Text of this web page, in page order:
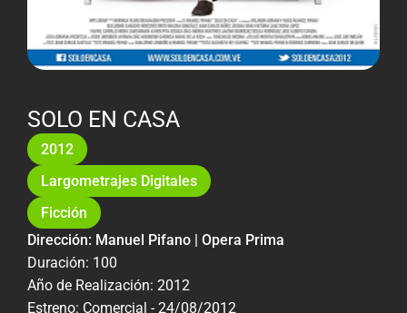
SOLO EN CASA
2012
Largometrajes Digitales
Ficción
Dirección: Manuel Pifano | Opera Prima
Duración: 100
Año de Realización: 2012
Estreno: Comercial - 24/08/2012